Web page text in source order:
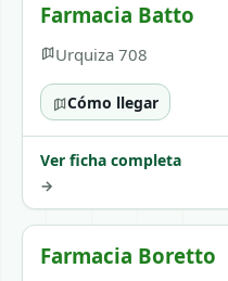
Farmacia Batto
Urquiza 708
Cómo llegar
Ver ficha completa
→
Farmacia Boretto